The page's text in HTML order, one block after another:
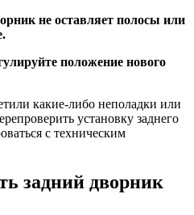
не оставляет полосы или
положение нового
какие-либо неполадки или
установку заднего
с техническим
задний дворник